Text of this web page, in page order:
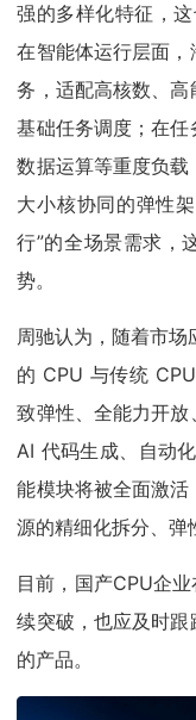
强的多样化特征，
在智能体运行层面
务，适配高核数、
基础任务调度；在
数据运算等重度负载
大小核协同的弹性
行”的全场景需求，
势。
周驰认为，随着市
的 CPU 与传统
致弹性、全能力开
AI 代码生成、自动
能模块将被全面激
源的精细化拆分、弹
目前，国产CPU企
续突破，也应及时
的产品。